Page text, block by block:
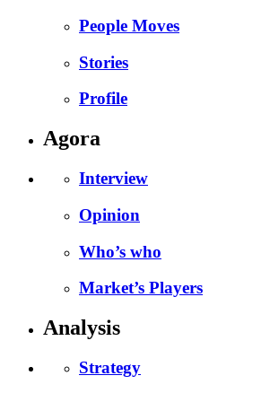
People Moves
Stories
Profile
Agora
Interview
Opinion
Who’s who
Market’s Players
Analysis
Strategy